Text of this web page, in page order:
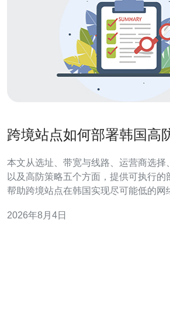
跨境站点如何部署韩国高
本文从选址、带宽与线路、运营商选择
以及高防策略五个方面，提供可执行的
帮助跨境站点在韩国实现尽可能低的网
国毗邻东亚主要互联网枢纽，国内骨干
2026年8月4日